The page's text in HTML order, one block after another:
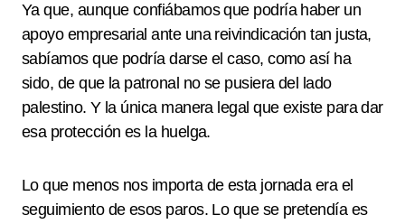
Ya que, aunque confiábamos que podría haber un
apoyo empresarial ante una reivindicación tan justa,
sabíamos que podría darse el caso, como así ha
sido, de que la patronal no se pusiera del lado
palestino. Y la única manera legal que existe para dar
esa protección es la huelga.
Lo que menos nos importa de esta jornada era el
seguimiento de esos paros. Lo que se pretendía es